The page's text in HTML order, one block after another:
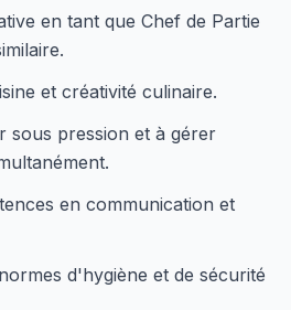
en tant que Chef de Partie
et créativité culinaire.
sous pression et à gérer
en communication et
d'hygiène et de sécurité